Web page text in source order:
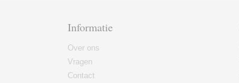
Informatie
Over ons
Vragen
Contact